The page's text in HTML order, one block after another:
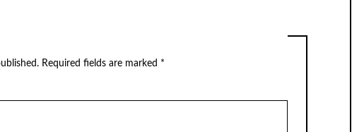
Required fields are marked *